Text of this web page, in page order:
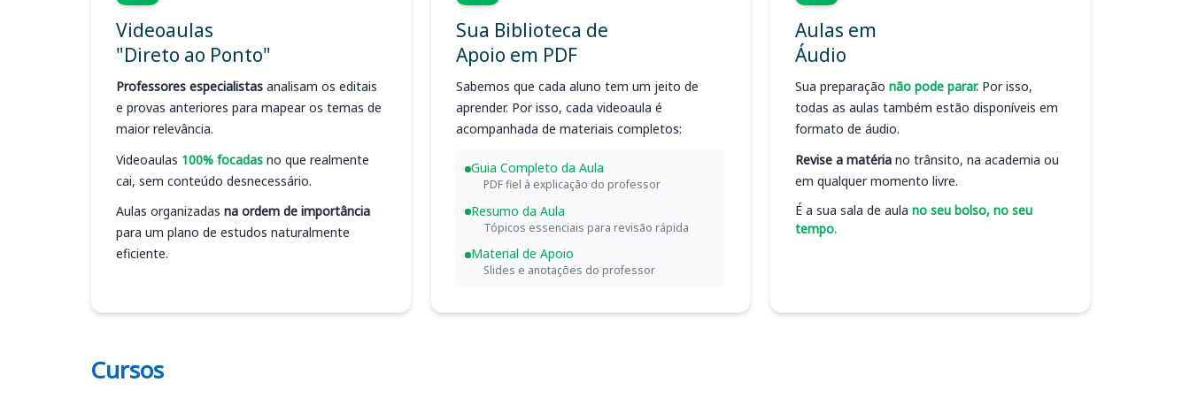
Videoaulas
"Direto ao Ponto"
Professores especialistas analisam os editais
e provas anteriores para mapear os temas de
maior relevância.
Videoaulas 100% focadas no que realmente
cai, sem conteúdo desnecessário.
Aulas organizadas na ordem de importância
para um plano de estudos naturalmente
eficiente.
Sua Biblioteca de
Apoio em PDF
Sabemos que cada aluno tem um jeito de
aprender. Por isso, cada videoaula é
acompanhada de materiais completos:
Guia Completo da Aula
PDF fiel à explicação do professor
Resumo da Aula
Tópicos essenciais para revisão rápida
Material de Apoio
Slides e anotações do professor
Aulas em
Áudio
Sua preparação não pode parar. Por isso,
todas as aulas também estão disponíveis em
formato de áudio.
Revise a matéria no trânsito, na academia ou
em qualquer momento livre.
É a sua sala de aula no seu bolso, no seu
tempo.
Cursos